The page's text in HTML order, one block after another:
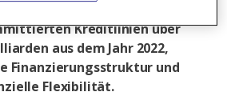
Kreditlinien über
aus dem Jahr 2022,
Finanzierungsstruktur und
Flexibilität.